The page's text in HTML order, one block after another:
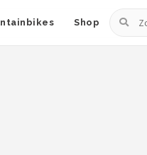
Shop
Zoeken